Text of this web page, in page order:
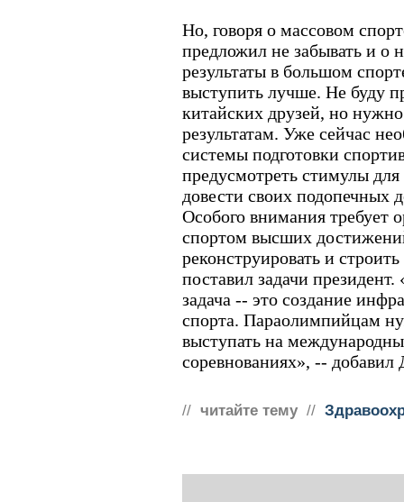
Но, говоря о массовом
предложил не забывать и о
результаты в большом
выступить лучше. Не буду
китайских друзей, но
результатам. Уже сейчас
системы подготовки
предусмотреть стимулы
довести своих подопечных
Особого внимания требует
спортом высших
реконструировать и
поставил задачи
задача -- это создание
спорта. Параолимпийцам
выступать на
соревнованиях», --
// читайте тему //